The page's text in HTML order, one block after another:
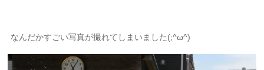
なんだかすごい写真が撮れてしまいました(;^ω^)